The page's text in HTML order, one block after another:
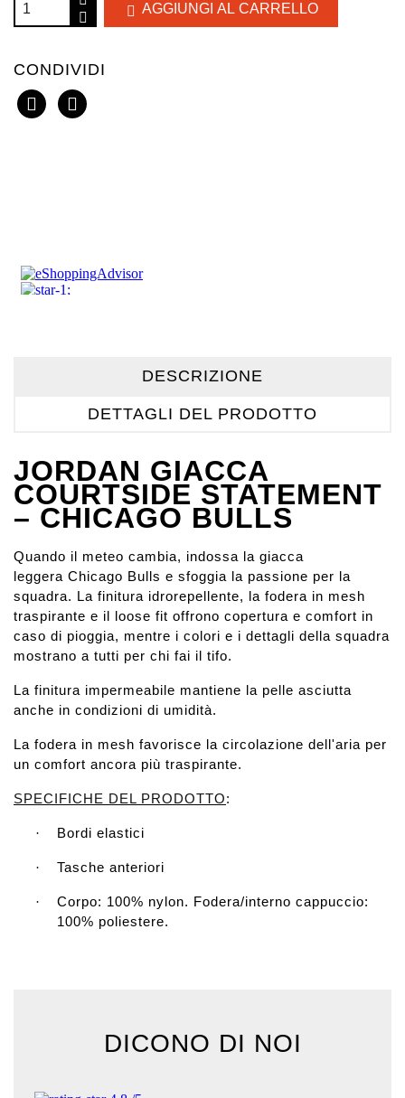
 AGGIUNGI AL CARRELLO
CONDIVIDI
DESCRIZIONE
DETTAGLI DEL PRODOTTO
JORDAN GIACCA
COURTSIDE STATEMENT
– CHICAGO BULLS
Quando il meteo cambia, indossa la giacca
leggera Chicago Bulls e sfoggia la passione per la
squadra. La finitura idrorepellente, la fodera in mesh
traspirante e il loose fit offrono copertura e comfort in
caso di pioggia, mentre i colori e i dettagli della squadra
mostrano a tutti per chi fai il tifo.
La finitura impermeabile mantiene la pelle asciutta
anche in condizioni di umidità.
La fodera in mesh favorisce la circolazione dell'aria per
un comfort ancora più traspirante.
SPECIFICHE DEL PRODOTTO:
· Bordi elastici
· Tasche anteriori
·
Corpo: 100% nylon. Fodera/interno cappuccio:
100% poliestere.
DICONO DI NOI